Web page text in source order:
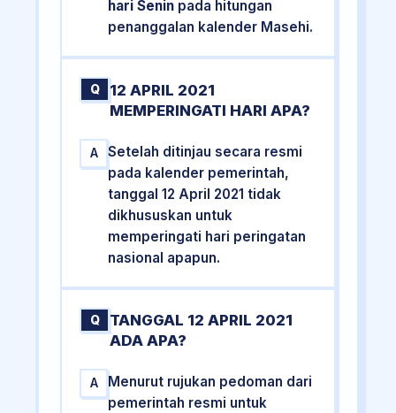
hari Senin pada hitungan
penanggalan kalender Masehi.
Q
12 APRIL 2021
MEMPERINGATI HARI APA?
A
Setelah ditinjau secara resmi
pada kalender pemerintah,
tanggal 12 April 2021 tidak
dikhususkan untuk
memperingati hari peringatan
nasional apapun.
Q
TANGGAL 12 APRIL 2021
ADA APA?
A
Menurut rujukan pedoman dari
pemerintah resmi untuk